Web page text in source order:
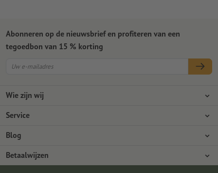
Wie zijn wij
Ondernemingen
Milieubescherming
Service
Betaalwijzen
Verzending
Blog
Photoshop-tutorials
Betaalwijzen
Abonneren op de nieuwsbrief en profiteren van een
tegoedbon van 15 % korting